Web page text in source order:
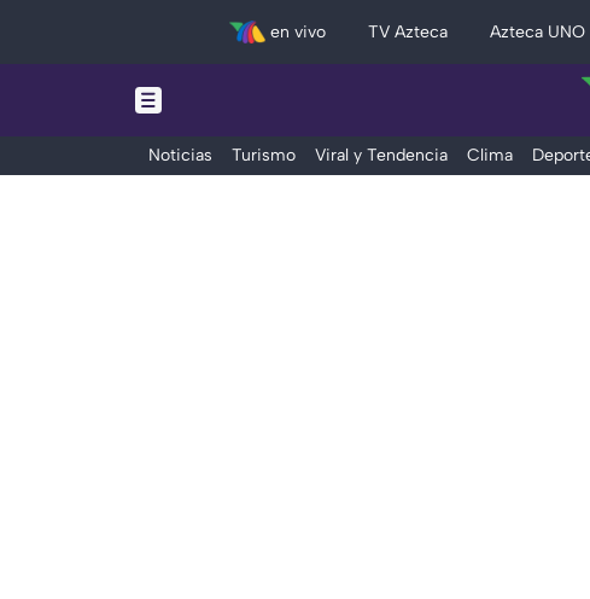
en vivo TV Azteca Azteca UNO
Noticias Turismo Viral y Tendencia Clima